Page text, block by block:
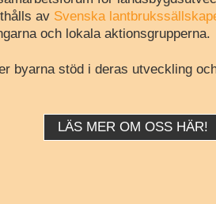
av Svenska
och lokala aktionsgrupperna.
byarna stöd i deras utveckling
LÄS MER OM OSS HÄR!